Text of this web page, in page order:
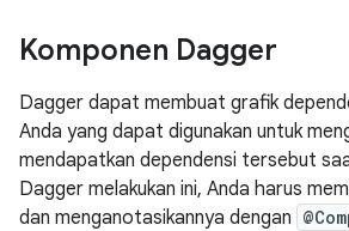
Komponen Dagger
Dagger dapat membuat grafik
Anda yang dapat digunakan untuk
mendapatkan dependensi tersebut
Dagger melakukan ini, Anda harus
dan menganotasikannya dengan